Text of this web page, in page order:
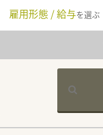
雇用形態 / 給与を選ぶ